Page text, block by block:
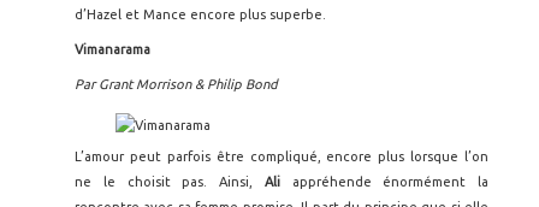
d’Hazel et Mance encore plus superbe.
Vimanarama
Par Grant Morrison & Philip Bond
L’amour peut parfois être compliqué, encore plus lorsque l’on
ne le choisit pas. Ainsi, Ali
appréhende énormément la